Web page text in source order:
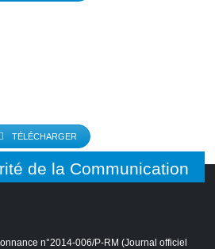
TÉLÉCHARGER
de la Communication
n°2014-006/P-RM (Journal officiel